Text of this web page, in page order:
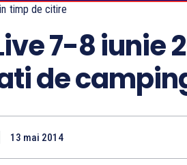
timp de citire
7-8 iunie
de
13 mai 2014